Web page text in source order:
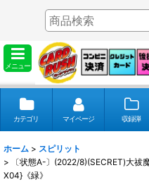
メニュー
カテゴリ マイページ 収録弾
ホーム > スピリット
>
〔状態A-〕(2022/8)(SECRET)大
X04}《緑》